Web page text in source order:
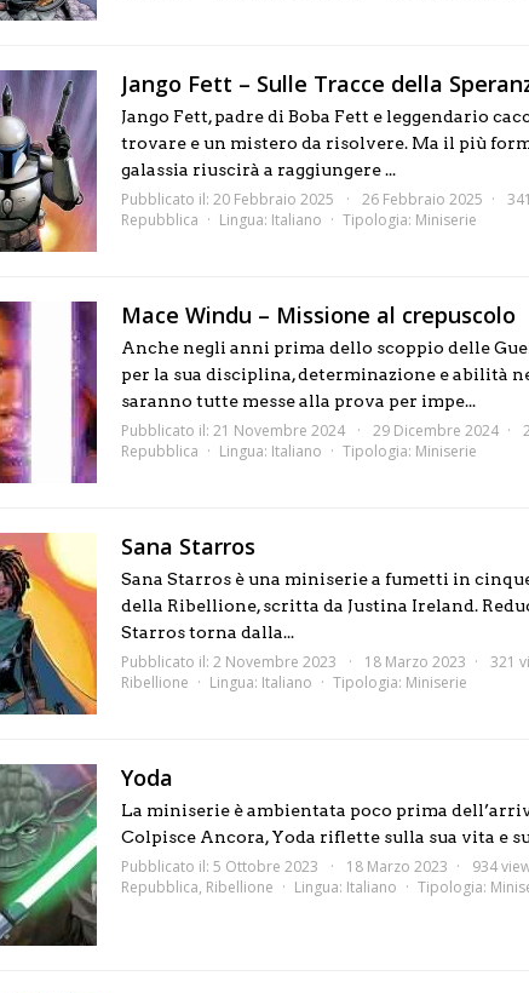
Jango Fett – Sulle Tracce della
Jango Fett, padre di Boba Fett e leggendario
trovare e un mistero da risolvere. Ma il più
galassia riuscirà a raggiungere ...
Pubblicato il: 20 Febbraio 2025 26 Febbraio 2025
Repubblica
Lingua: Italiano Tipologia: Miniserie
Mace Windu – Missione al crepuscolo
Anche negli anni prima dello scoppio delle
per la sua disciplina, determinazione e abilità
saranno tutte messe alla prova per impe...
Pubblicato il: 21 Novembre 2024 29 Dicembre 2024
Repubblica
Lingua: Italiano Tipologia: Miniserie
Sana Starros
Sana Starros è una miniserie a fumetti in
della Ribellione, scritta da Justina Ireland.
Starros torna dalla...
Pubblicato il: 2 Novembre 2023 18 Marzo 2023 321
Ribellione
Lingua: Italiano Tipologia: Miniserie
Yoda
La miniserie è ambientata poco prima
Colpisce Ancora, Yoda riflette sulla sua vita e
Pubblicato il: 5 Ottobre 2023 18 Marzo 2023 934
Repubblica, Ribellione Lingua: Italiano Tipologia: